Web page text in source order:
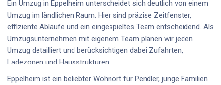
Ein Umzug in Eppelheim unterscheidet sich deutlich von einem
Umzug im ländlichen Raum. Hier sind präzise Zeitfenster,
effiziente Abläufe und ein eingespieltes Team entscheidend. Als
Umzugsunternehmen mit eigenem Team planen wir jeden
Umzug detailliert und berücksichtigen dabei Zufahrten,
Ladezonen und Hausstrukturen.
Eppelheim ist ein beliebter Wohnort für Pendler, junge Familien